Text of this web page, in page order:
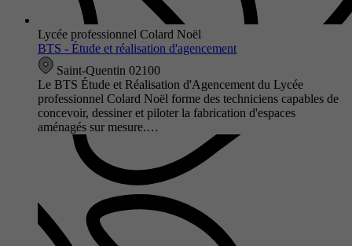
Lycée professionnel Colard Noël
BTS - Étude et réalisation d'agencement
Saint-Quentin 02100
Le BTS Étude et Réalisation d'Agencement du Lycée
professionnel Colard Noël forme des techniciens capables de
concevoir, dessiner et piloter la fabrication d'espaces
aménagés sur mesure.…